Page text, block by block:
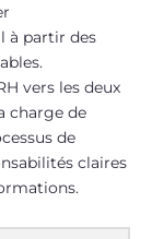
à partir des
vers les deux
charge de
de
claires